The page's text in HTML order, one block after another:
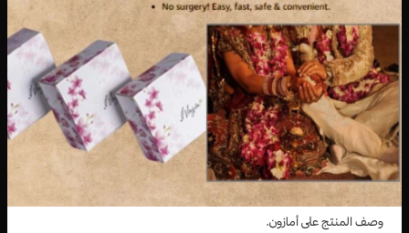
وصف المنتج على أمازون.